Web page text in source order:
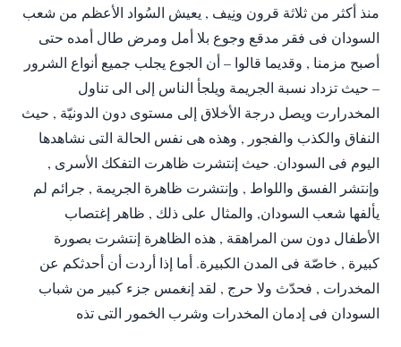
منذ أكثر من ثلاثة قرون ونِيف , يعيش السُواد الأعظم من شعب
السودان فى فقر مدقع وجوع بلا أمل ومرض طال أمده حتى
أصبح مزمنا , وقديما قالوا – أن الجوع يجلب جميع أنواع الشرور
– حيث تزداد نسبة الجريمة ويلجأ الناس إلى الى تناول
المخدرارت ويصل درجة الأخلاق إلى مستوى دون الدونيّة , حيث
النفاق والكذب والفجور , وهذه هى نفس الحالة التى نشاهدها
اليوم فى السودان. حيث إنتشرت ظاهرت التفكك الأسرى ,
وإنتشر الفسق واللواط , وإنتشرت ظاهرة الجريمة , جرائم لم
يألفها شعب السودان, والمثال على ذلك , ظاهر إغتصاب
الأطفال دون سن المراهقة , هذه الظاهرة إنتشرت بصورة
كبيرة , خاصّة فى المدن الكبيرة. أما إذا أردت أن أحدثكم عن
المخدرات , فحدّث ولا حرج , لقد إنغمس جزء كبير من شباب
السودان فى إدمان المخدرات وشرب الخمور التى تذه